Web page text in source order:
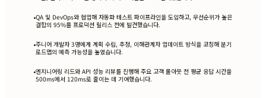
•QA 및 DevOps와 협업해 자동화 테스트 파이프라인을 도입하고, 우선순위가 높은
결함의 95%를 프로덕션 릴리스 전에 발견했습니다.
•주니어 개발자 3명에게 계획 수립, 추정, 이해관계자 업데이트 방식을 코칭해 분기
로드맵의 예측 가능성을 높였습니다.
•엔지니어링 리드와 API 성능 리뷰를 진행해 주요 고객 롤아웃 전 평균 응답 시간을
500ms에서 120ms로 줄이는 데 기여했습니다.